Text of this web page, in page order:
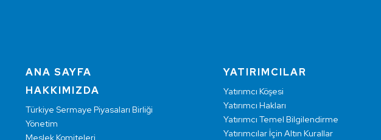
ANA SAYFA
HAKKIMIZDA
Türkiye Sermaye Piyasaları Birliği
Yönetim
Meslek Komiteleri
YATIRIMCILAR
Yatırımcı Köşesi
Yatırımcı Hakları
Yatırımcı Temel Bilgilendirme
Yatırımcılar İçin Altın Kurallar